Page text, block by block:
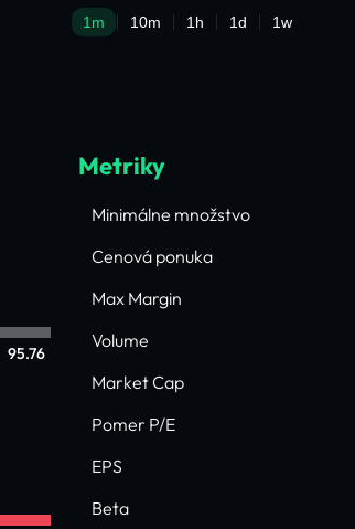
95.76
Metriky
Minimálne množstvo
Cenová ponuka
Max Margin
Volume
Market Cap
Pomer P/E
EPS
Beta